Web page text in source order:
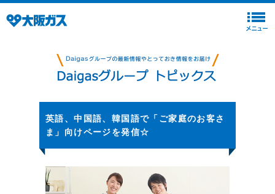
英語、中国語、韓国語で「ご家庭のお客さ
ま」向けページを発信☆